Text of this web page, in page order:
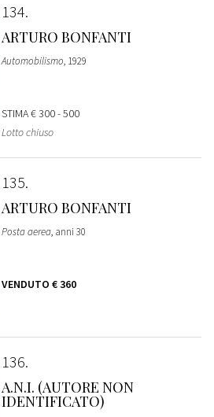
134
ARTURO BONFANTI
Automobilismo, 1929
STIMA€ 300 - 500
Lotto chiuso
135
ARTURO BONFANTI
Posta aerea, anni 30
VENDUTO € 360
136
A.N.I. (AUTORE NON
IDENTIFICATO)